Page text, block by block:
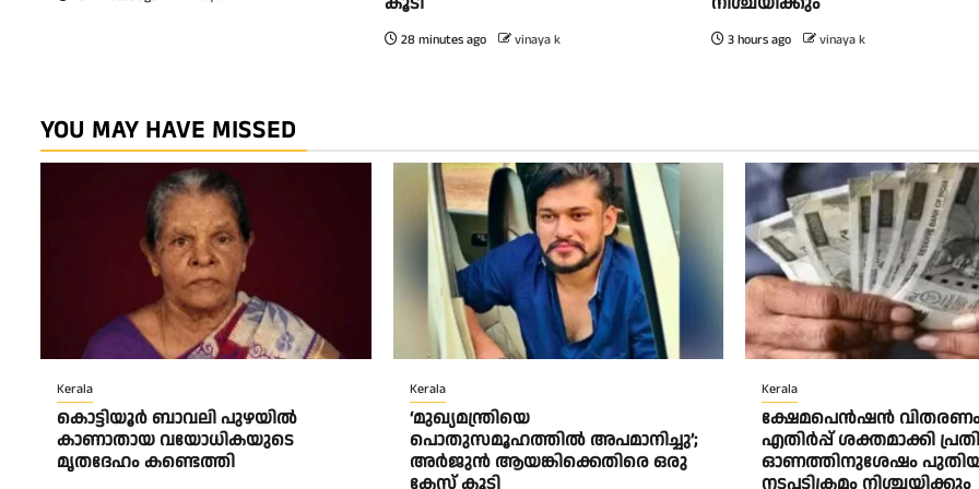
28 minutes ago vinaya k 3 hours ago vinaya k
YOU MAY HAVE MISSED
Kerala
കൊട്ടിയൂർ ബാവലി പുഴയിൽ
കാണാതായ വയോധികയുടെ
മൃതദേഹം കണ്ടെത്തി
Kerala
‘മുഖ്യമന്ത്രിയെ
പൊതുസമൂഹത്തിൽ അപമാനിച്ചു’;
അർജുൻ ആയങ്കിക്കെതിരെ ഒരു
Kerala
ക്ഷേമപെൻഷൻ
എതിർപ്പ് ശക്തമാക്കി
ഓണത്തിനുശേഷം